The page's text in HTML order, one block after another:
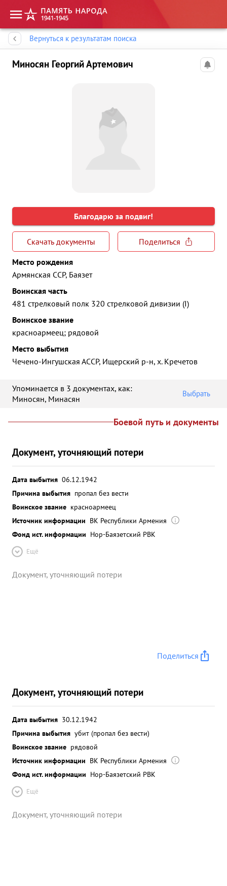
Вернуться к результатам поиска
Миносян Георгий Артемович
Благодарю за подвиг!
Скачать документы
Поделиться
Место рождения
Армянская ССР, Баязет
Воинская часть
481 стрелковый полк 320 стрелковой дивизии (I)
Воинское звание
красноармеец; рядовой
Место выбытия
Чечено-Ингушская АССР, Ищерский р-н, х. Кречетов
Упоминается в 3 документах, как:
Миносян, Минасян
Выбрать
Боевой путь и документы
Документ, уточняющий потери
Дата выбытия 06.12.1942
Причина выбытия пропал без вести
Воинское звание красноармеец
Источник информации ВК Республики Армения
Фонд ист. информации Нор-Баязетский РВК
Ещё
Документ, уточняющий потери
Поделиться
Документ, уточняющий потери
Дата выбытия 30.12.1942
Причина выбытия убит (пропал без вести)
Воинское звание рядовой
Источник информации ВК Республики Армения
Фонд ист. информации Нор-Баязетский РВК
Ещё
Документ, уточняющий потери
Память народа